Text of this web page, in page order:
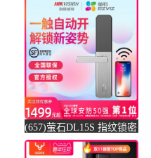
盗大-防盗门锁(lavo乐沃旗
舰店仅售3699元)
(657)萤石DL15S 指纹锁密
码锁智能门锁互联网家用
防盗-指纹锁(卡耐家居专